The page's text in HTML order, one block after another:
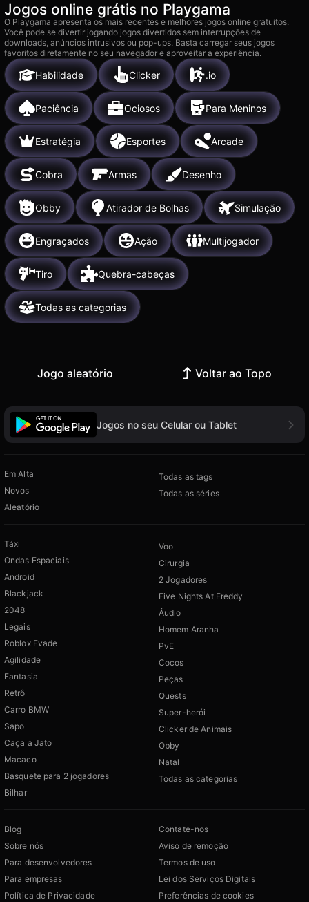
Jogos online grátis no Playgama
O Playgama apresenta os mais recentes e melhores jogos online gratuitos.
Você pode se divertir jogando jogos divertidos sem interrupções de
downloads, anúncios intrusivos ou pop-ups. Basta carregar seus jogos
favoritos diretamente no seu navegador e aproveitar a experiência.
Habilidade Clicker .io
Paciência Ociosos Para Meninos
Estratégia Esportes Arcade
Cobra Armas Desenho
Obby Atirador de Bolhas Simulação
Engraçados Ação Multijogador
Tiro Quebra-cabeças
Todas as categorias
Jogo aleatório Voltar ao Topo
Jogos no seu Celular ou Tablet
Em Alta
Novos
Aleatório
Todas as tags
Todas as séries
Táxi
Ondas Espaciais
Android
Blackjack
2048
Legais
Roblox Evade
Agilidade
Fantasia
Retrô
Carro BMW
Sapo
Caça a Jato
Macaco
Basquete para 2 jogadores
Bilhar
Voo
Cirurgia
2 Jogadores
Five Nights At Freddy
Áudio
Homem Aranha
PvE
Cocos
Peças
Quests
Super-herói
Clicker de Animais
Obby
Natal
Todas as categorias
Blog
Sobre nós
Para desenvolvedores
Para empresas
Política de Privacidade
Contate-nos
Aviso de remoção
Termos de uso
Lei dos Serviços Digitais
Preferências de cookies